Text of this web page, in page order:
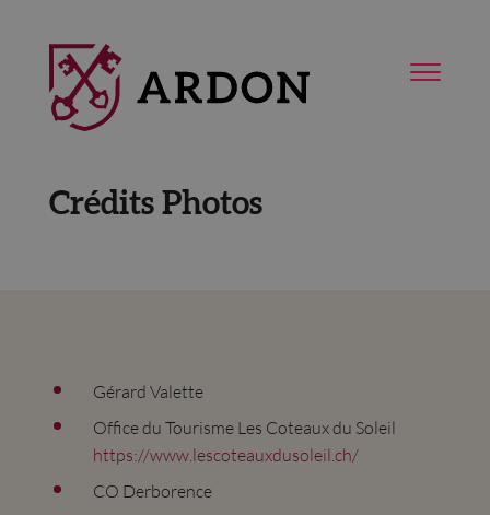
Crédits Photos
Gérard Valette
Office du Tourisme Les Coteaux du Soleil
https://www.lescoteauxdusoleil.ch/
CO Derborence